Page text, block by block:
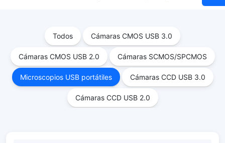
Todos Cámaras CMOS USB 3.0
Cámaras CMOS USB 2.0 Cámaras SCMOS/SPCMOS
Microscopios USB portátiles Cámaras CCD USB 3.0
Cámaras CCD USB 2.0